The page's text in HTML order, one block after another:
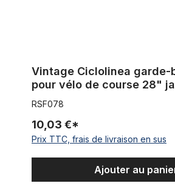
Vintage Ciclolinea garde-
pour vélo de course 28"
RSF078
10,03 €*
Prix TTC, frais de livraison en sus
Ajouter au